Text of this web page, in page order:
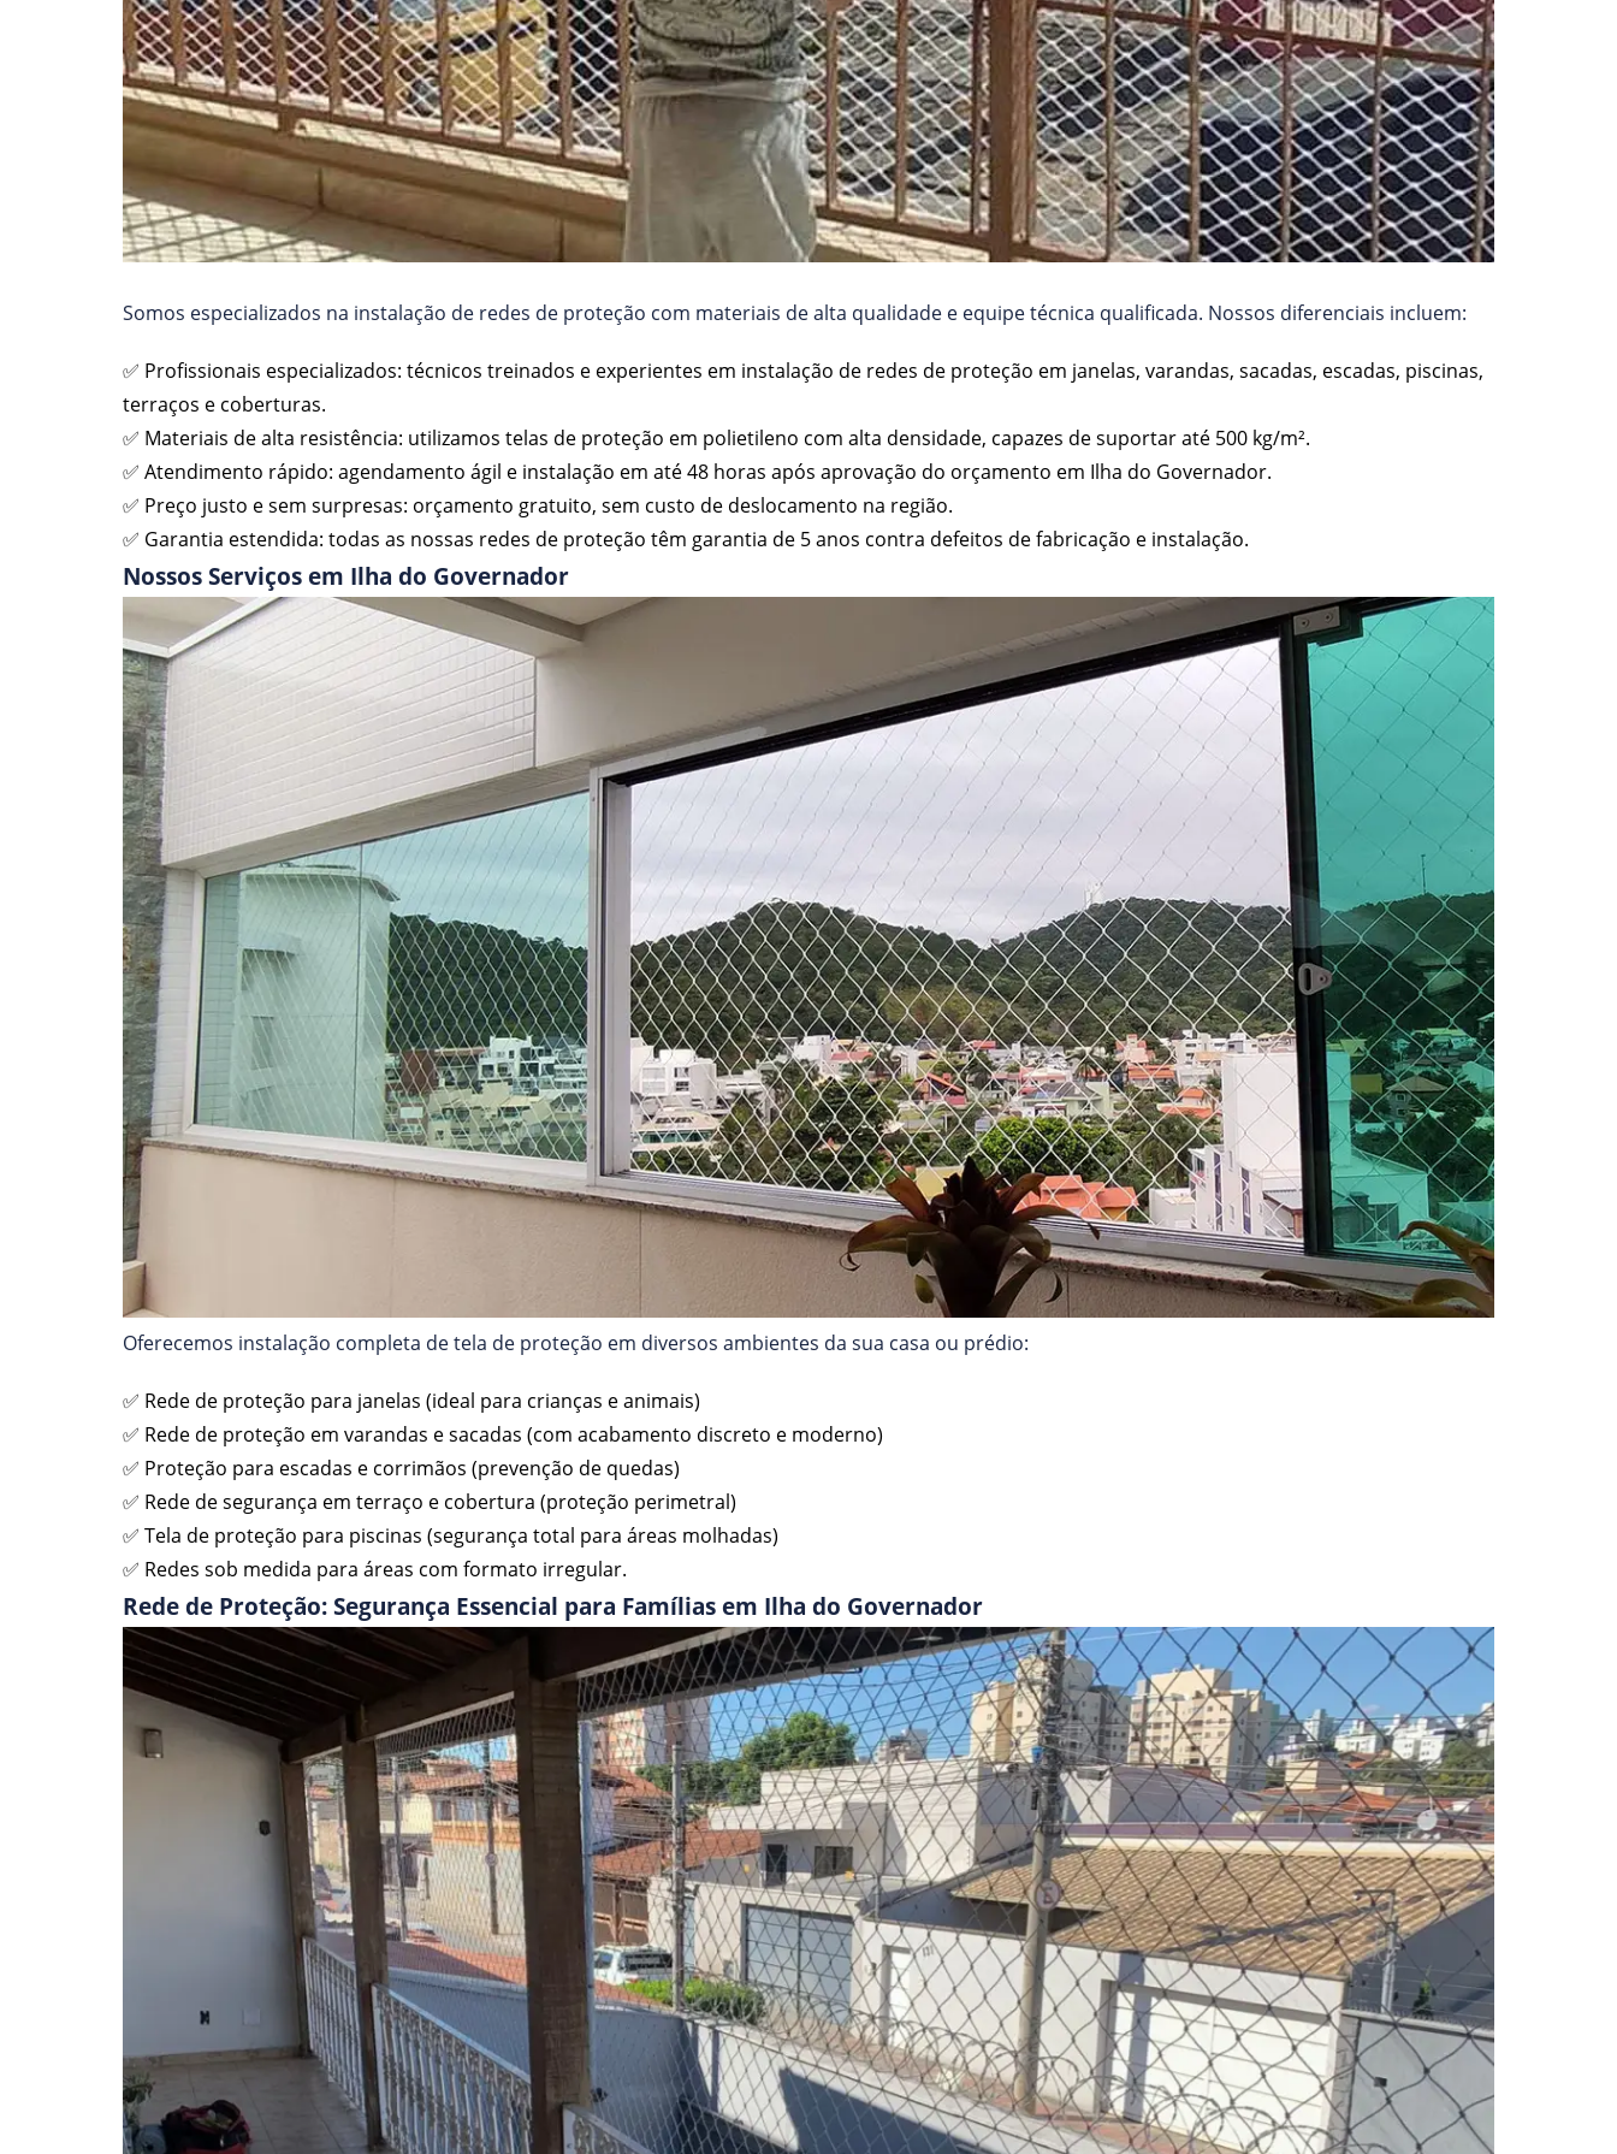
Somos especializados na instalação de redes de proteção com materiais de alta qualidade e equipe técnica qualificada. Nossos diferenciais incluem:
✅ Profissionais especializados: técnicos treinados e experientes em instalação de redes de proteção em janelas, varandas, sacadas, escadas, piscinas,
terraços e coberturas.
✅ Materiais de alta resistência: utilizamos telas de proteção em polietileno com alta densidade, capazes de suportar até 500 kg/m².
✅ Atendimento rápido: agendamento ágil e instalação em até 48 horas após aprovação do orçamento em Ilha do Governador.
✅ Preço justo e sem surpresas: orçamento gratuito, sem custo de deslocamento na região.
✅ Garantia estendida: todas as nossas redes de proteção têm garantia de 5 anos contra defeitos de fabricação e instalação.
Nossos Serviços em Ilha do Governador
Oferecemos instalação completa de tela de proteção em diversos ambientes da sua casa ou prédio:
✅ Rede de proteção para janelas (ideal para crianças e animais)
✅ Rede de proteção em varandas e sacadas (com acabamento discreto e moderno)
✅ Proteção para escadas e corrimãos (prevenção de quedas)
✅ Rede de segurança em terraço e cobertura (proteção perimetral)
✅ Tela de proteção para piscinas (segurança total para áreas molhadas)
✅ Redes sob medida para áreas com formato irregular.
Rede de Proteção: Segurança Essencial para Famílias em Ilha do Governador